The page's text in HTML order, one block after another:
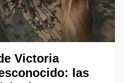
Victoria
las